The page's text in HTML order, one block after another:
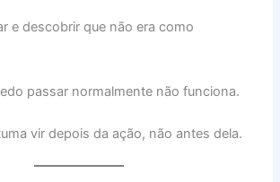
e descobrir que não era como
passar normalmente não funciona.
vir depois da ação, não antes dela.